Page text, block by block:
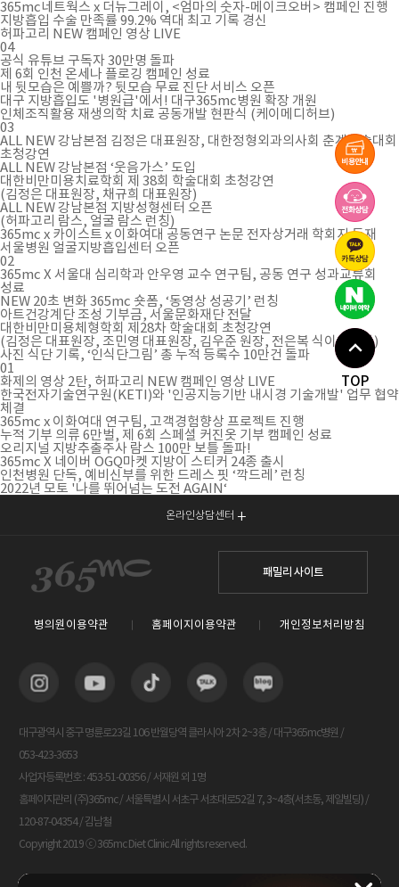
365mc네트웍스 x 더뉴그레이, <엄마의 숫자-메이크오버> 캠페인 진행
지방흡입 수술 만족률 99.2% 역대 최고 기록 경신
허파고리 NEW 캠페인 영상 LIVE
04
공식 유튜브 구독자 30만명 돌파
제 6회 인천 온세나 플로깅 캠페인 성료
내 뒷모습은 예쁠까? 뒷모습 무료 진단 서비스 오픈
대구 지방흡입도 '병원급'에서! 대구365mc병원 확장 개원
인체조직활용 재생의학 치료 공동개발 현판식 (케이메디허브)
03
ALL NEW 강남본점 김정은 대표원장, 대한정형외과의사회 춘계학술대회
초청강연
ALL NEW 강남본점 ‘웃음가스’ 도입
대한비만미용치료학회 제 38회 학술대회 초청강연
(김정은 대표원장, 채규희 대표원장)
ALL NEW 강남본점 지방성형센터 오픈
(허파고리 람스, 얼굴 람스 런칭)
365mc x 카이스트 x 이화여대 공동연구 논문 전자상거래 학회지 등재
서울병원 얼굴지방흡입센터 오픈
02
365mc X 서울대 심리학과 안우영 교수 연구팀, 공동 연구 성과교류회
성료
NEW 20초 변화 365mc 숏폼, ‘동영상 성공기’ 런칭
아트건강계단 조성 기부금, 서울문화재단 전달
대한비만미용체형학회 제28차 학술대회 초청강연
(김정은 대표원장, 조민영 대표원장, 김우준 원장, 전은복 식이영양사)
사진 식단 기록, ‘인식단그림’ 총 누적 등록수 10만건 돌파
01
화제의 영상 2탄, 허파고리 NEW 캠페인 영상 LIVE
한국전자기술연구원(KETI)와 '인공지능기반 내시경 기술개발' 업무 협약
체결
365mc x 이화여대 연구팀, 고객경험향상 프로젝트 진행
누적 기부 의류 6만벌, 제 6회 스페셜 커진옷 기부 캠페인 성료
오리지널 지방추출주사 람스 100만 보틀 돌파!
365mc X 네이버 OGQ마켓 지방이 스티커 24종 출시
인천병원 단독, 예비신부를 위한 드레스 핏 ‘깍드레’ 런칭
2022년 모토 '나를 뛰어넘는 도전 AGAIN‘
TOP
온라인상담센터
패밀리 사이트
병의원이용약관 홈페이지이용약관 개인정보처리방침
대구광역시 중구 명륜로23길 106 반월당역 클라시아 2차 2~3층 / 대구365mc병원 /
053-423-3653
사업자등록번호 : 453-51-00356 / 서재원 외 1명
홈페이지관리 (주)365mc / 서울특별시 서초구 서초대로52길 7, 3~4층(서초동, 제일빌딩) /
120-87-04354 / 김남철
Copyright 2019 ⓒ 365mc Diet Clinic All rights reserved.